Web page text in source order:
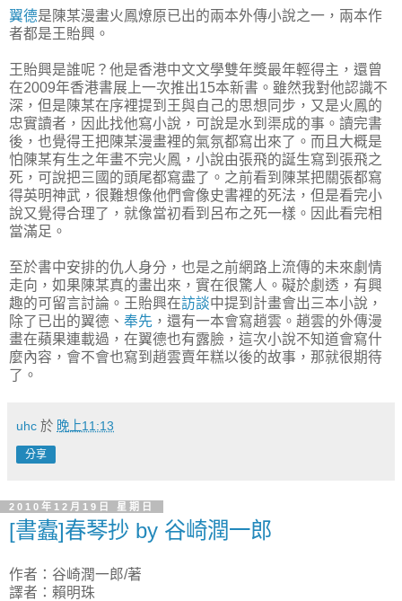
翼德是陳某漫畫火鳳燎原已出的兩本外傳小說之一，兩本作
者都是王貽興。
王貽興是誰呢？他是香港中文文學雙年獎最年輕得主，還曾
在2009年香港書展上一次推出15本新書。雖然我對他認識不
深，但是陳某在序裡提到王與自己的思想同步，又是火鳳的
忠實讀者，因此找他寫小說，可說是水到渠成的事。讀完書
後，也覺得王把陳某漫畫裡的氣氛都寫出來了。而且大概是
怕陳某有生之年畫不完火鳳，小說由張飛的誕生寫到張飛之
死，可說把三國的頭尾都寫盡了。之前看到陳某把關張都寫
得英明神武，很難想像他們會像史書裡的死法，但是看完小
說又覺得合理了，就像當初看到呂布之死一樣。因此看完相
當滿足。
至於書中安排的仇人身分，也是之前網路上流傳的未來劇情
走向，如果陳某真的畫出來，實在很驚人。礙於劇透，有興
趣的可留言討論。王貽興在訪談中提到計畫會出三本小說，
除了已出的翼德、 奉先 ，還有一本會寫趙雲。趙雲的外傳漫
畫在蘋果連載過，在翼德也有露臉，這次小說不知道會寫什
麼內容，會不會也寫到趙雲賣年糕以後的故事，那就很期待
了。
uhc 於 晚上11:13
分享
2010年12月19日 星期日
[書蠹]春琴抄 by 谷崎潤一郎
作者：谷崎潤一郎/著
譯者：賴明珠